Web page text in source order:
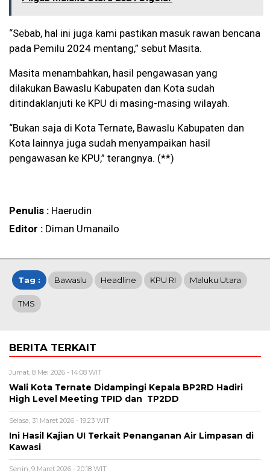
“Sebab, hal ini juga kami pastikan masuk rawan bencana
pada Pemilu 2024 mentang,” sebut Masita.
Masita menambahkan, hasil pengawasan yang
dilakukan Bawaslu Kabupaten dan Kota sudah
ditindaklanjuti ke KPU di masing-masing wilayah.
“Bukan saja di Kota Ternate, Bawaslu Kabupaten dan
Kota lainnya juga sudah menyampaikan hasil
pengawasan ke KPU,” terangnya. (**)
Penulis : Haerudin
Editor : Diman Umanailo
Tag : Bawaslu Headline KPU RI Maluku Utara
TMS
BERITA TERKAIT
Jumat, 8 Mei 2026 - 14:08 WIT
Wali Kota Ternate Didampingi Kepala BP2RD Hadiri
High Level Meeting TPID dan TP2DD
Selasa, 31 Maret 2026 - 19:23 WIT
Ini Hasil Kajian UI Terkait Penanganan Air Limpasan di
Kawasi
Senin, 9 Maret 2026 - 20:18 WIT